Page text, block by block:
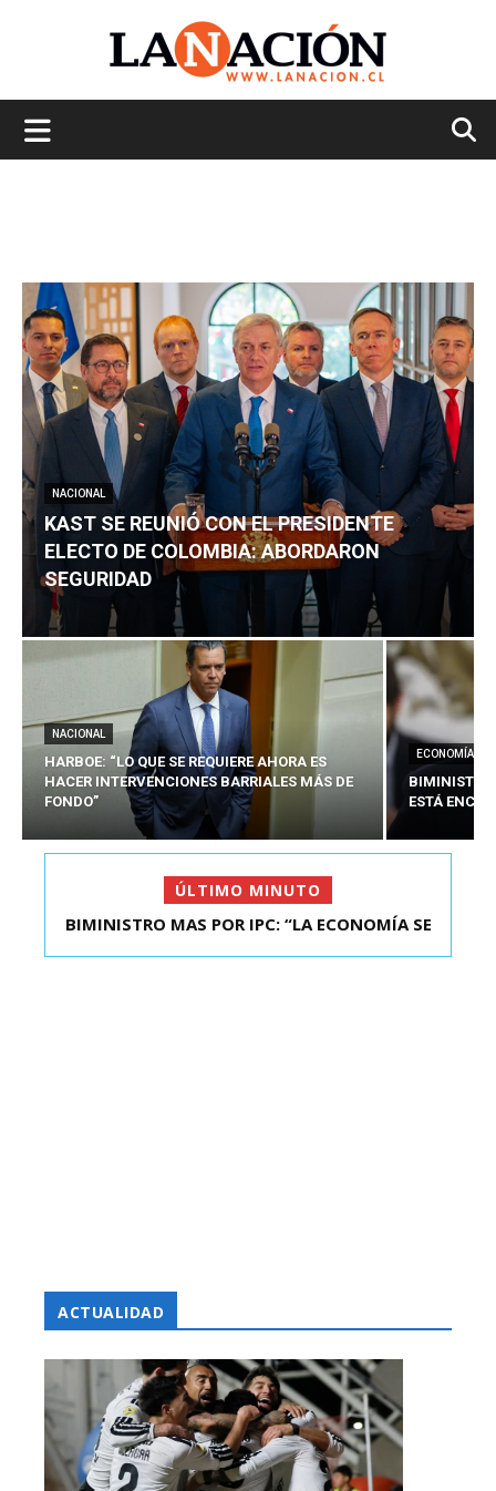
NACIONAL
KAST SE REUNIÓ CON EL PRESIDENTE
ELECTO DE COLOMBIA: ABORDARON
SEGURIDAD
NACIONAL
HARBOE: “LO QUE SE REQUIERE AHORA ES
HACER INTERVENCIONES BARRIALES MÁS DE
FONDO”
ECONOMÍA
BIMINISTRO
ESTÁ
ÚLTIMO MINUTO
KAST SE REUNIÓ CON EL PRESIDENTE ELECTO DE
BIMINISTRO MAS POR IPC: “LA ECONOMÍA SE
ACTUALIDAD